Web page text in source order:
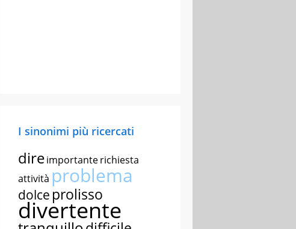
I sinonimi più ricercati
direimportanterichiesta
attività problema
dolce prolisso
divertente